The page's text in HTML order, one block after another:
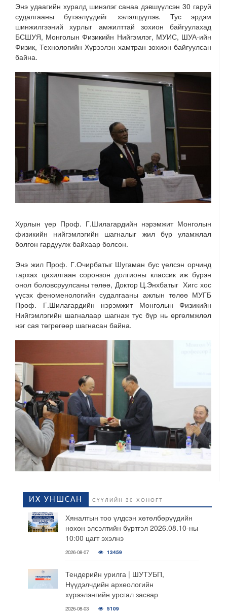
Энэ удаагийн хуралд шинэлэг санаа дэвшүүлсэн 30 гаруй
судалгааны бүтээлүүдийг хэлэлцүүлэв. Тус эрдэм
шинжилгээний хурлыг амжилттай зохион байгуулахад
БСШУЯ, Монголын Физикийн Нийгэмлэг, МУИС, ШУА-ийн
Физик, Технологийн Хүрээлэн хамтран зохион байгуулсан
байна.
Хурлын үер Проф. Г.Шилагардийн нэрэмжит Монголын
физикийн нийгэмлэгийн шагналыг жил бүр уламжлал
болгон гардуулж байхаар болсон.
Энэ жил Проф. Г.Очирбатыг Шугаман бус үелсэн орчинд
тархах цахилгаан соронзон долгионы классик иж бүрэн
онол боловсруулсаны төлөө, Доктор Ц.Энхбатыг Хигс хос
үүсэх феноменологийн судалгааны ажлын төлөө МУГБ
Проф. Г.Шилагардийн нэрэмжит Монголын Физикийн
Нийгэмлэгийн шагналаар шагнаж тус бүр нь өргөлмжлөл
нэг сая төгрөгөөр шагнасан байна.
ИХ УНШСАН СҮҮЛИЙН 30 ХОНОГТ
Хяналтын тоо үлдсэн хөтөлбөрүүдийн
нөхөн элсэлтийн бүртгэл 2026.08.10-ны
10:00 цагт эхэлнэ
2026-08-07 13459
Тендерийн урилга | ШУТУБП,
Нүүдэлчдийн археологийн
хүрээлэнгийн урсгал засвар
2026-08-03 5109